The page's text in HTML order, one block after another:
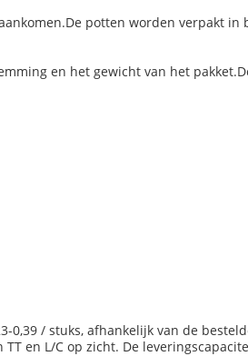
potten worden verpakt
en het gewicht van het
0,39 / stuks, afhankelijk van de
en L/C op zicht. De